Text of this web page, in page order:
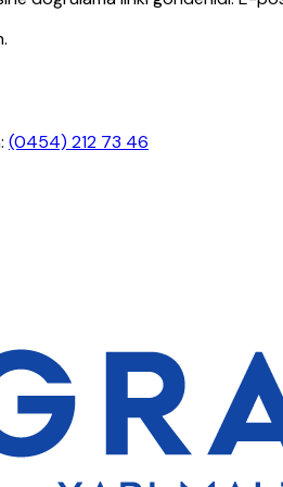
(0454) 212 73 46